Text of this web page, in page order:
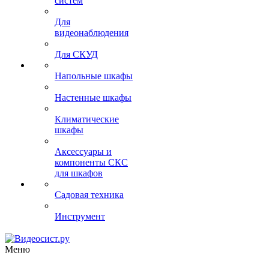
Для
видеонаблюдения
Для СКУД
Напольные шкафы
Настенные шкафы
Климатические
шкафы
Аксессуары и
компоненты СКС
для шкафов
Садовая техника
Инструмент
Меню